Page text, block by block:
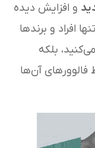
و افزایش دیده
افراد و برندها
بلکه
آن‌ها